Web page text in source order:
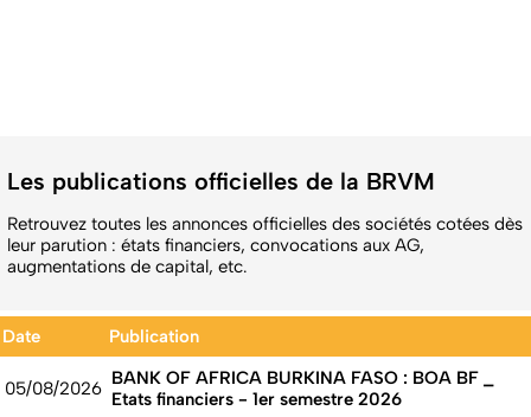
Les publications officielles de la BRVM
Retrouvez toutes les annonces officielles des sociétés cotées dès
leur parution : états financiers, convocations aux AG,
augmentations de capital, etc.
Date Publication
05/08/2026 BANK OF AFRICA BURKINA FASO : BOA BF _
Etats financiers - 1er semestre 2026